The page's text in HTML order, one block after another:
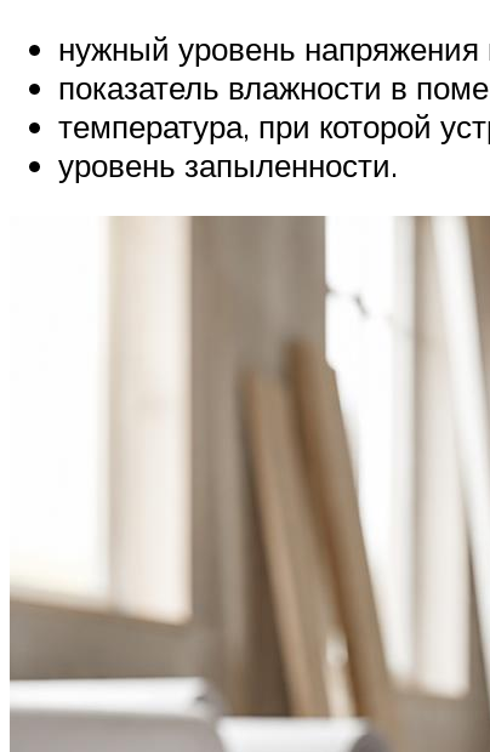
нужный уровень
показатель влажности в
температура, при которой
уровень запыленности.